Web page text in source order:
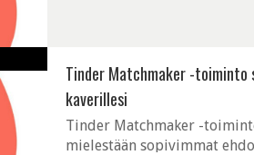
Tinder Matchmaker -
kaverillesi
Tinder Matchmaker -
mielestään sopivimmat